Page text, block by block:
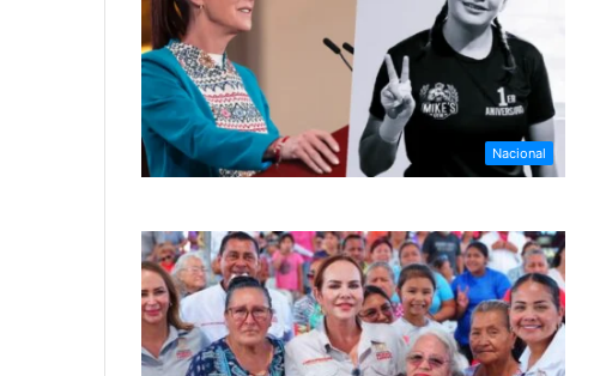
Nacional